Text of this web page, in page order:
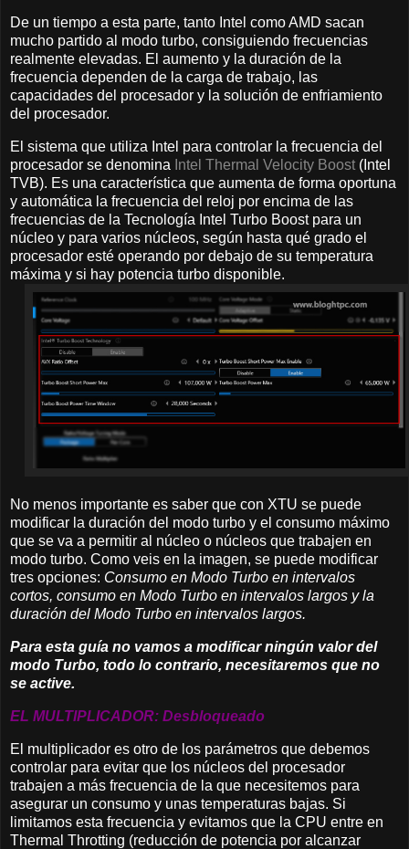
De un tiempo a esta parte, tanto Intel como AMD sacan
mucho partido al modo turbo, consiguiendo frecuencias
realmente elevadas. El aumento y la duración de la
frecuencia dependen de la carga de trabajo, las
capacidades del procesador y la solución de enfriamiento
del procesador.
El sistema que utiliza Intel para controlar la frecuencia del
procesador se denomina Intel Thermal Velocity Boost (Intel
TVB). Es una característica que aumenta de forma oportuna
y automática la frecuencia del reloj por encima de las
frecuencias de la Tecnología Intel Turbo Boost para un
núcleo y para varios núcleos, según hasta qué grado el
procesador esté operando por debajo de su temperatura
máxima y si hay potencia turbo disponible.
No menos importante es saber que con XTU se puede
modificar la duración del modo turbo y el consumo máximo
que se va a permitir al núcleo o núcleos que trabajen en
modo turbo. Como veis en la imagen, se puede modificar
tres opciones: Consumo en Modo Turbo en intervalos
cortos, consumo en Modo Turbo en intervalos largos y la
duración del Modo Turbo en intervalos largos.
Para esta guía no vamos a modificar ningún valor del
modo Turbo, todo lo contrario, necesitaremos que no
se active.
EL MULTIPLICADOR: Desbloqueado
El multiplicador es otro de los parámetros que debemos
controlar para evitar que los núcleos del procesador
trabajen a más frecuencia de la que necesitemos para
asegurar un consumo y unas temperaturas bajas. Si
limitamos esta frecuencia y evitamos que la CPU entre en
Thermal Throtting (reducción de potencia por alcanzar